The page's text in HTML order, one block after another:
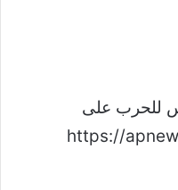
للحرب على
https://